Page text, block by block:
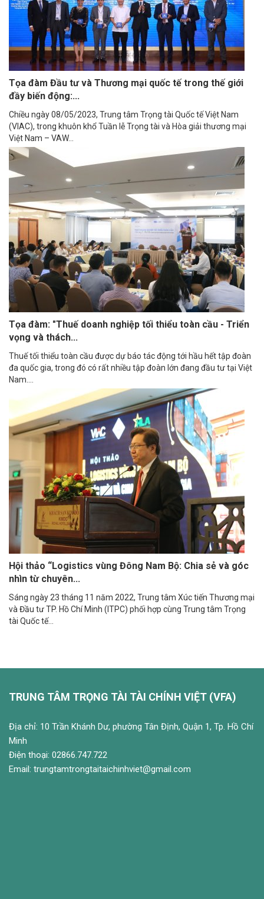
Tọa đàm Đầu tư và Thương mại quốc tế trong thế giới
đầy biến động:...
Chiều ngày 08/05/2023, Trung tâm Trọng tài Quốc tế Việt Nam
(VIAC), trong khuôn khổ Tuần lễ Trọng tài và Hòa giải thương mại
Việt Nam – VAW...
Tọa đàm: "Thuế doanh nghiệp tối thiểu toàn cầu - Triển
vọng và thách...
Thuế tối thiểu toàn cầu được dự báo tác động tới hầu hết tập đoàn
đa quốc gia, trong đó có rất nhiều tập đoàn lớn đang đầu tư tại Việt
Nam....
Hội thảo “Logistics vùng Đông Nam Bộ: Chia sẻ và góc
nhìn từ chuyên...
Sáng ngày 23 tháng 11 năm 2022, Trung tâm Xúc tiến Thương mại
và Đầu tư TP. Hồ Chí Minh (ITPC) phối hợp cùng Trung tâm Trọng
tài Quốc tế...
TRUNG TÂM TRỌNG TÀI TÀI CHÍNH VIỆT (VFA)
Địa chỉ: 10 Trần Khánh Dư, phường Tân Định, Quận 1, Tp. Hồ Chí
Minh
Điện thoại: 02866.747.722
Email: trungtamtrongtaitaichinhviet@gmail.com